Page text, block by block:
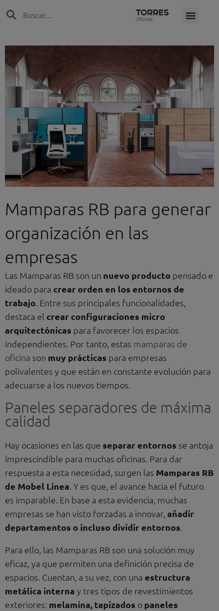
SearchSearch
Mamparas RB para generar
organización en las
empresas
Las Mamparas RB son un nuevo producto pensado e
ideado para crear orden en los entornos de
trabajo. Entre sus principales funcionalidades,
destaca el crear configuraciones micro
arquitectónicas para favorecer los espacios
independientes. Por tanto, estas mamparas de
oficina son muy prácticas para empresas
polivalentes y que están en constante evolución para
adecuarse a los nuevos tiempos.
Paneles separadores de máxima
calidad
Hay ocasiones en las que separar entornos se antoja
imprescindible para muchas oficinas. Para dar
respuesta a esta necesidad, surgen las Mamparas RB
de Mobel Linea. Y es que, el avance hacia el futuro
es imparable. En base a esta evidencia, muchas
empresas se han visto forzadas a innovar, añadir
departamentos o incluso dividir entornos.
Para ello, las Mamparas RB son una solución muy
eficaz, ya que permiten una definición precisa de
espacios. Cuentan, a su vez, con una estructura
metálica interna y tres tipos de revestimientos
exteriores: melamina, tapizados o paneles